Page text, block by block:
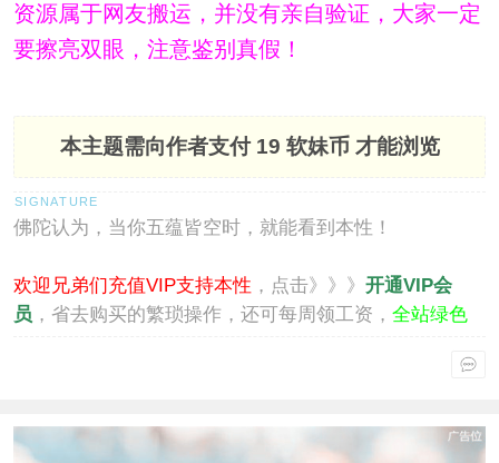
资源属于网友搬运，并没有亲自验证，大家一定
要擦亮双眼，注意鉴别真假！
本主题需向作者支付 19 软妹币 才能浏览
佛陀认为，当你五蕴皆空时，就能看到本性！
欢迎兄弟们充值VIP支持本性 ，点击》》》 开通VIP会
员 ，省去购买的繁琐操作，还可每周领工资， 全站绿色